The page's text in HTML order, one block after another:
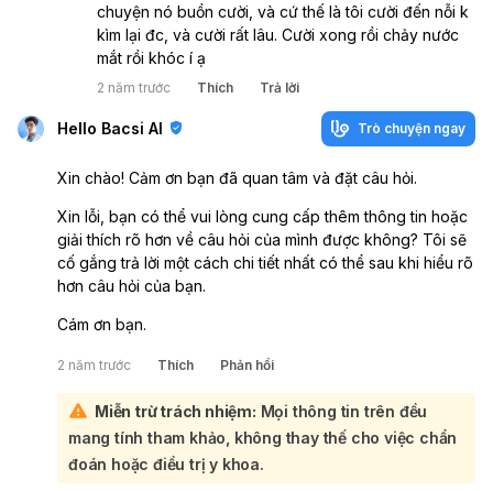
chuyện nó buồn cười, và cứ thế là tôi cười đến nỗi k
kìm lại đc, và cười rất lâu. Cười xong rồi chảy nước
mắt rồi khóc í ạ
2 năm trước Thích Trả lời
Hello Bacsi AI Trò chuyện ngay
Xin chào! Cảm ơn bạn đã quan tâm và đặt câu hỏi.
Xin lỗi, bạn có thể vui lòng cung cấp thêm thông tin hoặc
giải thích rõ hơn về câu hỏi của mình được không? Tôi sẽ
cố gắng trả lời một cách chi tiết nhất có thể sau khi hiểu rõ
hơn câu hỏi của bạn.
Cám ơn bạn.
2 năm trước Thích Phản hồi
Miễn trừ trách nhiệm: Mọi thông tin trên đều
mang tính tham khảo, không thay thế cho việc chẩn
đoán hoặc điều trị y khoa.